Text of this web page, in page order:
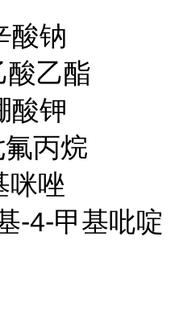
酸钠
酸乙酯
酸钾
丙烷
咪唑
-4-甲基吡啶